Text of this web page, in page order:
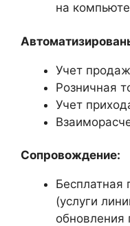
на
Учет
Розничная
Учет
Сопровождение:
Бесплатная
(услуги
обновления